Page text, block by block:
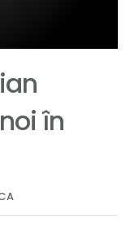
în